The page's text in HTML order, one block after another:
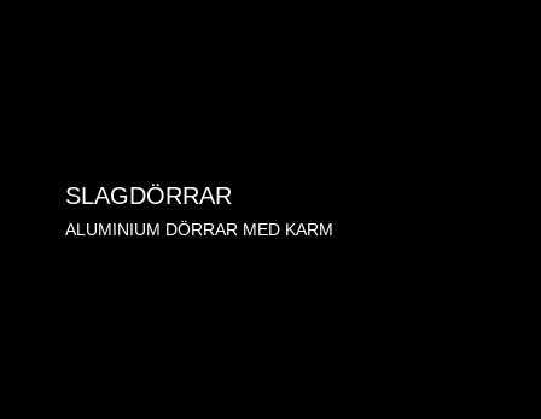
SLAGDÖRRAR
ALUMINIUM DÖRRAR MED KARM